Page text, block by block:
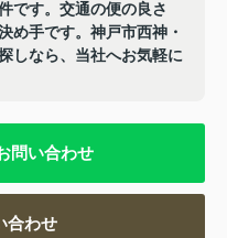
です。交通の便の良さ
め手です。神戸市西神・
しなら、当社へお気軽に
問い合わせ
合わせ